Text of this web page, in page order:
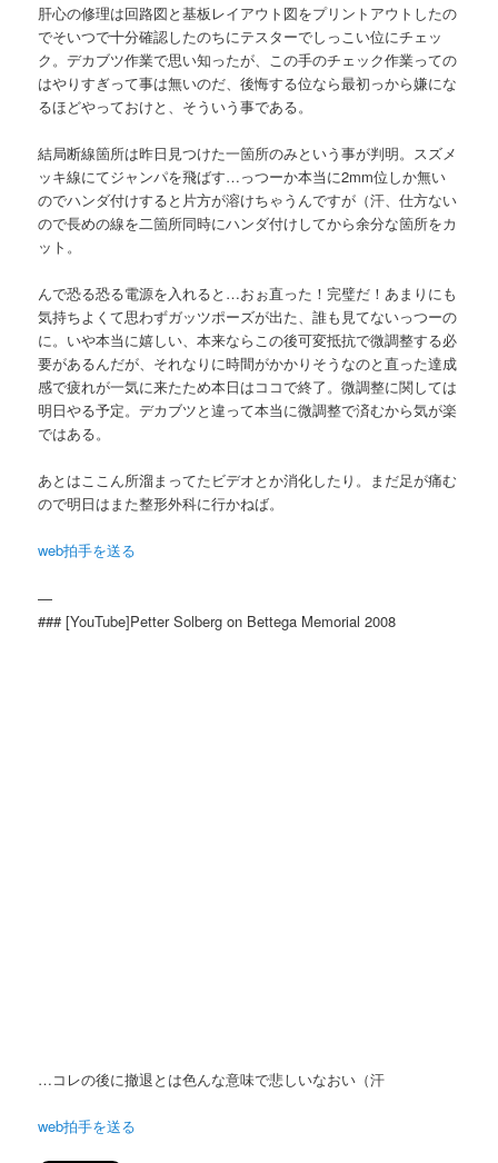
肝心の修理は回路図と基板レイアウト図をプリントアウトしたの
でそいつで十分確認したのちにテスターでしっこい位にチェッ
ク。デカブツ作業で思い知ったが、この手のチェック作業っての
はやりすぎって事は無いのだ、後悔する位なら最初っから嫌にな
るほどやっておけと、そういう事である。
結局断線箇所は昨日見つけた一箇所のみという事が判明。スズメ
ッキ線にてジャンパを飛ばす…っつーか本当に2mm位しか無い
のでハンダ付けすると片方が溶けちゃうんですが（汗、仕方ない
ので長めの線を二箇所同時にハンダ付けしてから余分な箇所をカ
ット。
んで恐る恐る電源を入れると…おぉ直った！完璧だ！あまりにも
気持ちよくて思わずガッツポーズが出た、誰も見てないっつーの
に。いや本当に嬉しい、本来ならこの後可変抵抗で微調整する必
要があるんだが、それなりに時間がかかりそうなのと直った達成
感で疲れが一気に来たため本日はココで終了。微調整に関しては
明日やる予定。デカブツと違って本当に微調整で済むから気が楽
ではある。
あとはここん所溜まってたビデオとか消化したり。まだ足が痛む
ので明日はまた整形外科に行かねば。
web拍手を送る
—
### [YouTube]Petter Solberg on Bettega Memorial 2008
…コレの後に撤退とは色んな意味で悲しいなおい（汗
web拍手を送る